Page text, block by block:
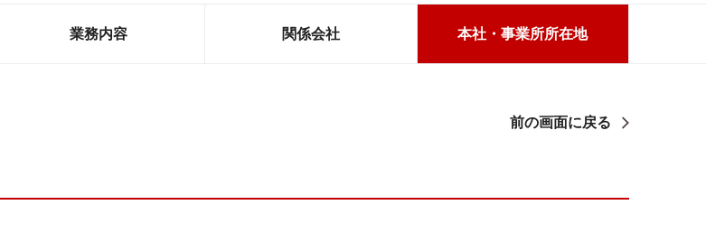
業務内容 関係会社 本社・事業所所在地
前の画面に戻る